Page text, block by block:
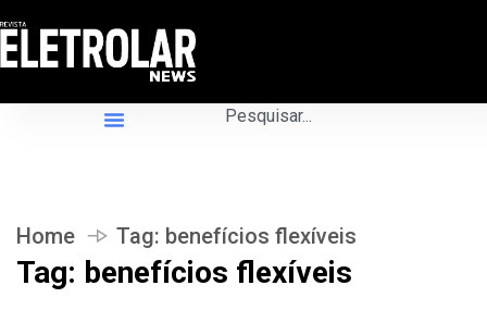
Home Tag: benefícios flexíveis
Tag: benefícios flexíveis